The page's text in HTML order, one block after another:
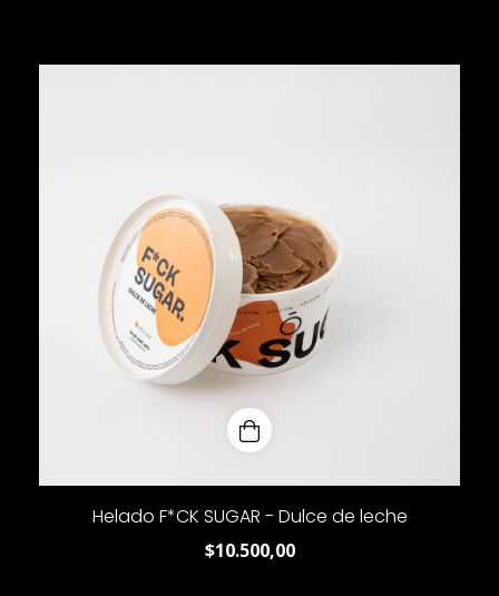
Helado F*CK SUGAR - Dulce de leche
$10.500,00